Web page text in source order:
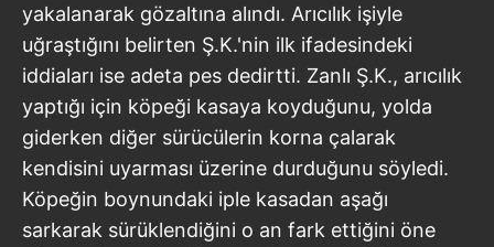
yakalanarak gözaltına alındı. Arıcılık işiyle
uğraştığını belirten Ş.K.'nin ilk ifadesindeki
iddiaları ise adeta pes dedirtti. Zanlı Ş.K., arıcılık
yaptığı için köpeği kasaya koyduğunu, yolda
giderken diğer sürücülerin korna çalarak
kendisini uyarması üzerine durduğunu söyledi.
Köpeğin boynundaki iple kasadan aşağı
sarkarak sürüklendiğini o an fark ettiğini öne